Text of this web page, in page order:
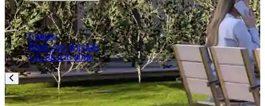
Extra
Contact
Maak een afspraak
+31 88 070 8000